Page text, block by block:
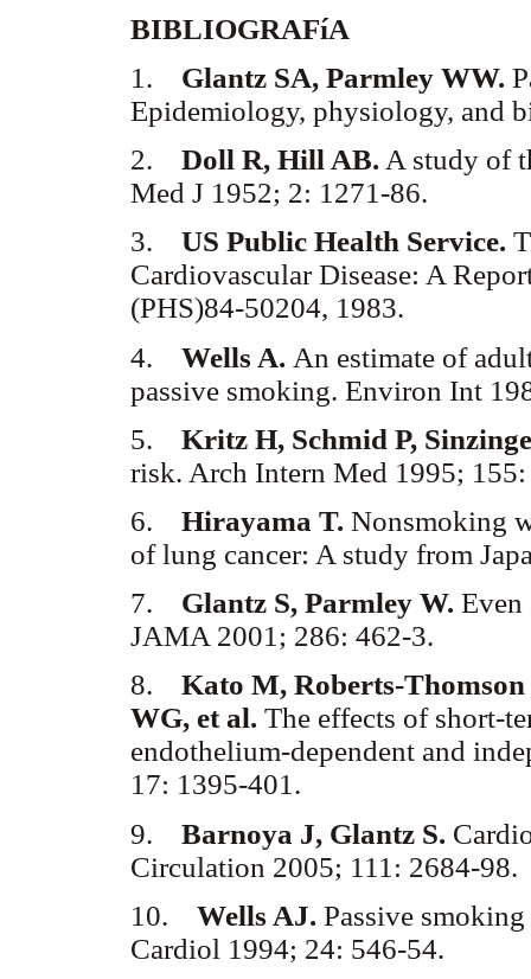
BIBLIOGRAFíA
1. Glantz SA, Parmley WW.
Epidemiology, physiology, and
2. Doll R, Hill AB. A study of
Med J 1952; 2: 1271-86.
3. US Public Health Service.
Cardiovascular Disease: A
(PHS)84-50204, 1983.
4. Wells A. An estimate of
passive smoking. Environ Int
5. Kritz H, Schmid P,
risk. Arch Intern Med 1995;
6. Hirayama T. Nonsmoking
of lung cancer: A study from
7. Glantz S, Parmley W. Even
JAMA 2001; 286: 462-3.
8. Kato M, Roberts-
WG, et al. The effects of short-
endothelium-dependent and
17: 1395-401.
9. Barnoya J, Glantz S.
Circulation 2005; 111: 2684-98.
10. Wells AJ. Passive
Cardiol 1994; 24: 546-54.